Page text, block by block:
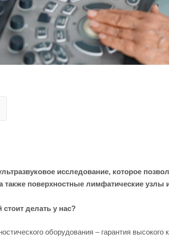
исследование, которое
также поверхностные лимфатические
делать у нас?
оборудования – гарантия